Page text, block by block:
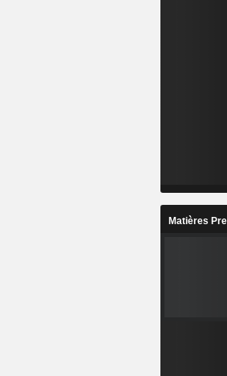
Matières